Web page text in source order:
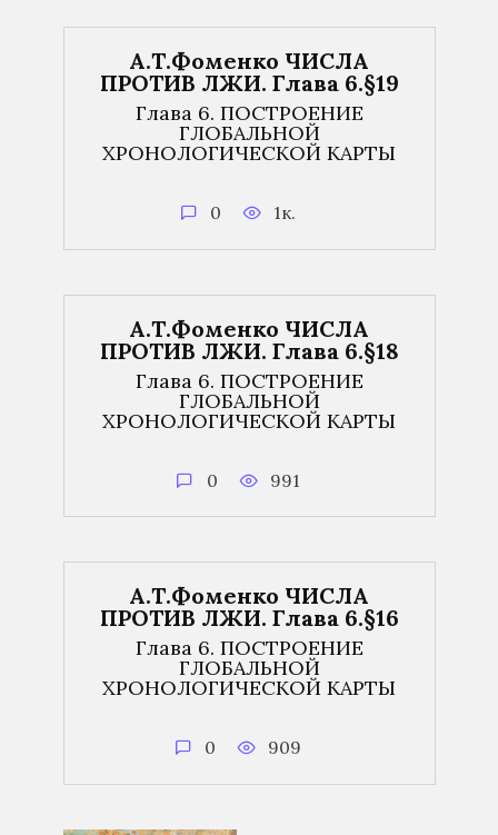
А.Т.Фоменко ЧИСЛА
ПРОТИВ ЛЖИ. Глава 6.§19
Глава 6. ПОСТРОЕНИЕ
ГЛОБАЛЬНОЙ
ХРОНОЛОГИЧЕСКОЙ КАРТЫ
0 1к.
А.Т.Фоменко ЧИСЛА
ПРОТИВ ЛЖИ. Глава 6.§18
Глава 6. ПОСТРОЕНИЕ
ГЛОБАЛЬНОЙ
ХРОНОЛОГИЧЕСКОЙ КАРТЫ
0 991
А.Т.Фоменко ЧИСЛА
ПРОТИВ ЛЖИ. Глава 6.§16
Глава 6. ПОСТРОЕНИЕ
ГЛОБАЛЬНОЙ
ХРОНОЛОГИЧЕСКОЙ КАРТЫ
0 909